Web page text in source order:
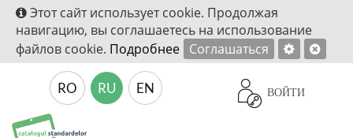
Этот сайт использует cookie. Продолжая
навигацию, вы соглашаетесь на использование
файлов cookie. Подробнее Соглашаться
ВОЙТИ
RO RU EN